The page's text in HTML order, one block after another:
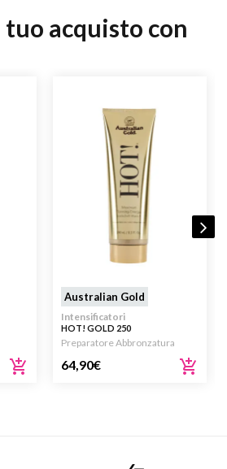
acquisto con
Australian Gold
Intensificatori
HOT! GOLD 250
Preparatore Abbronzatura
64,90€